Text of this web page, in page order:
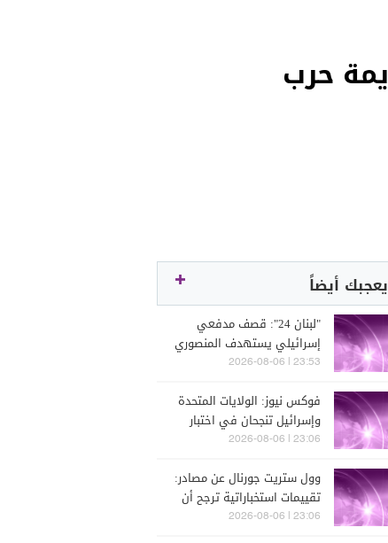
حرب
أيضاً
"لبنان 24": قصف مدفعي
إسرائيلي يستهدف المنصوري
23:53 | 2026-08-06
فوكس نيوز: الولايات المتحدة
وإسرائيل تنجحان في اختبار
نظام الدفاع الصاروخي "آرو"
الباليستية بعيدة المدى
23:06 | 2026-08-06
وول ستريت جورنال عن مصادر:
تقييمات استخباراتية ترجح أن
يحاول بوتين اختبار تماسك
23:06 | 2026-08-06